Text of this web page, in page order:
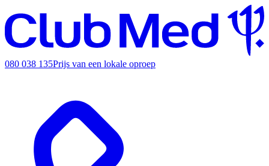
080 038 135Prijs van een lokale oproep